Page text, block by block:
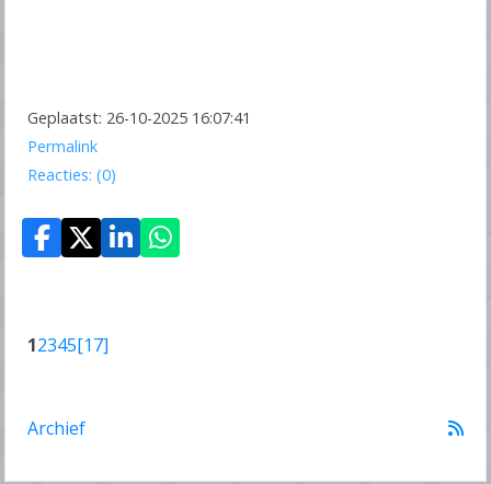
Geplaatst: 26-10-2025 16:07:41
Permalink
Reacties: (0)
12345[17]
Archief